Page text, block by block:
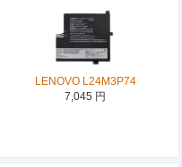
LENOVO L24M3P74
7,045 円